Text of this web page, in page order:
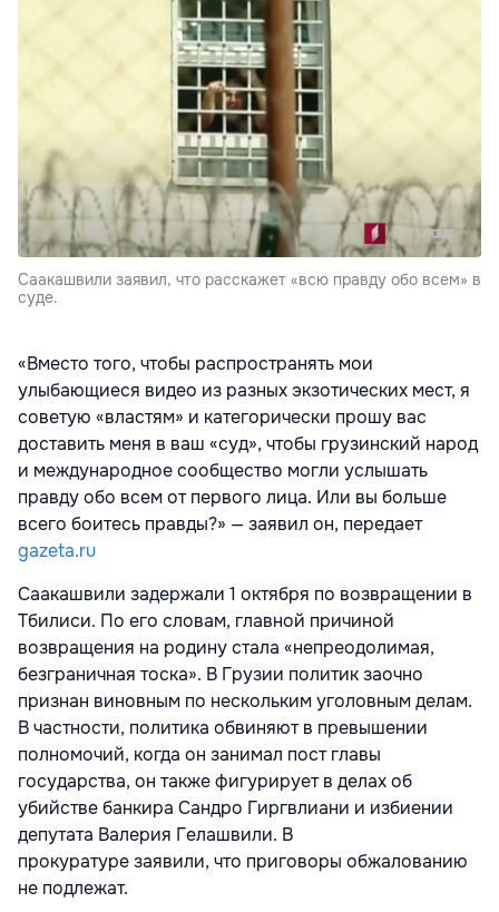
Саакашвили заявил, что расскажет «всю правду обо всем» в
суде.
«Вместо того, чтобы распространять мои
улыбающиеся видео из разных экзотических мест, я
советую «властям» и категорически прошу вас
доставить меня в ваш «суд», чтобы грузинский народ
и международное сообщество могли услышать
правду обо всем от первого лица. Или вы больше
всего боитесь правды?» — заявил он, передает
gazeta.ru
Саакашвили задержали 1 октября по возвращении в
Тбилиси. По его словам, главной причиной
возвращения на родину стала «непреодолимая,
безграничная тоска». В Грузии политик заочно
признан виновным по нескольким уголовным делам.
В частности, политика обвиняют в превышении
полномочий, когда он занимал пост главы
государства, он также фигурирует в делах об
убийстве банкира Сандро Гиргвлиани и избиении
депутата Валерия Гелашвили. В
прокуратуре заявили, что приговоры обжалованию
не подлежат.